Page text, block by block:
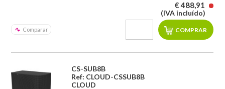
Comparar
€ 488,91
(IVA incluído)
CS-SUB8B
Ref: CLOUD-CSSUB8B
CLOUD